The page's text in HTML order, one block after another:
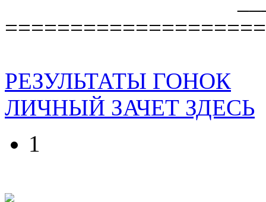
РЕЗУЛЬТАТЫ ГОНОК
ЛИЧНЫЙ ЗАЧЕТ ЗДЕСЬ
1